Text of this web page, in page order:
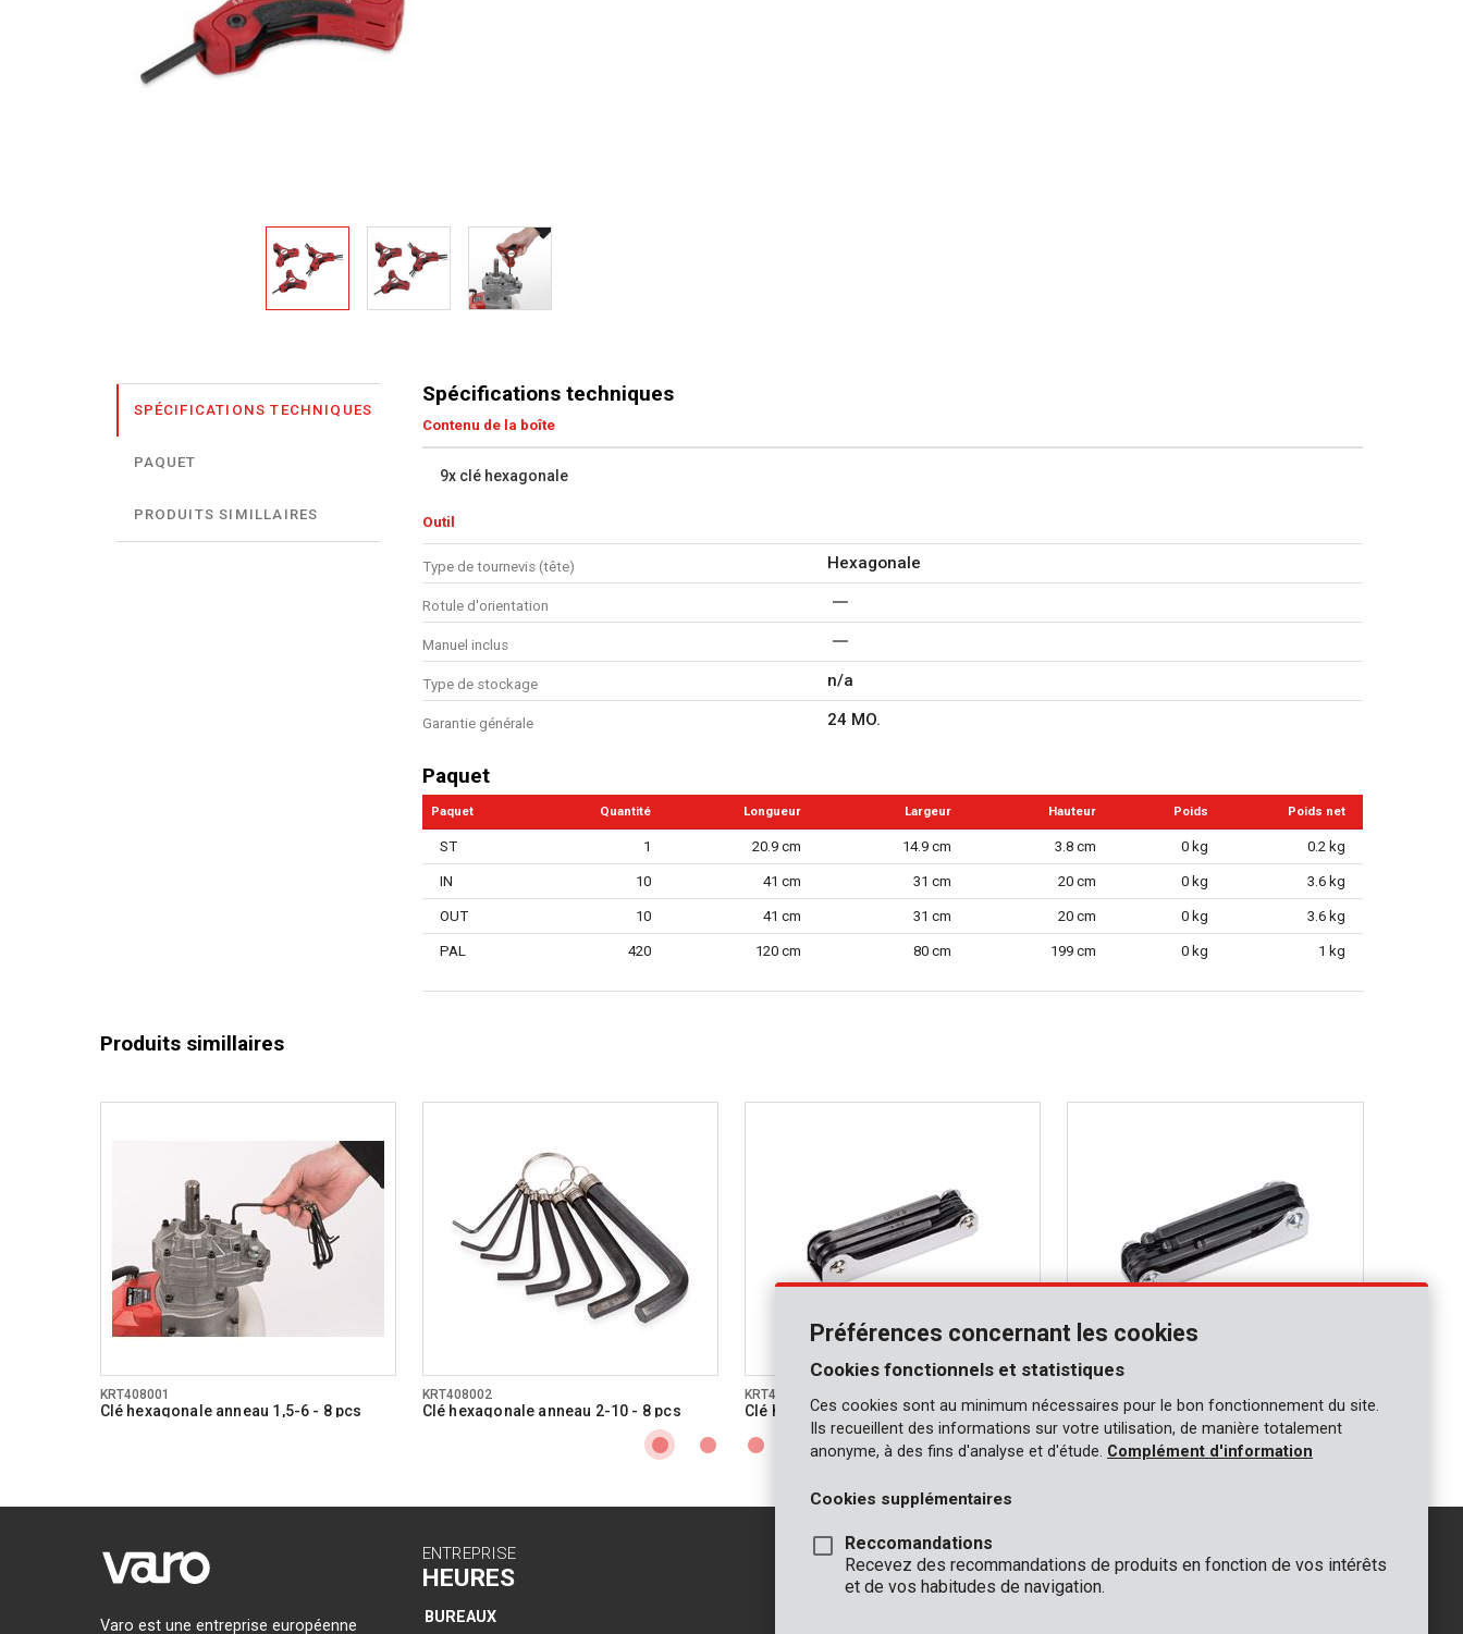
SPÉCIFICATIONS TECHNIQUES
PAQUET
PRODUITS SIMILLAIRES
Spécifications techniques
Contenu de la boîte
9x clé hexagonale
Outil
Type de tournevis (tête) Hexagonale
Rotule d'orientation
Manuel inclus
Type de stockage n/a
Garantie générale 24 MO.
Paquet
Paquet Quantité Longueur Largeur Hauteur Poids Poids net
ST 1 20.9 cm 14.9 cm 3.8 cm 0 kg 0.2 kg
IN 10 41 cm 31 cm 20 cm 0 kg 3.6 kg
OUT 10 41 cm 31 cm 20 cm 0 kg 3.6 kg
PAL 420 120 cm 80 cm 199 cm 0 kg 1 kg
Produits simillaires
KRT408001
Clé hexagonale anneau 1,5-6 - 8 pcs
KRT408002
Clé hexagonale anneau 2-10 - 8 pcs
KRT408101
Clé hexagonale 1,5-8 - 8 pcs Clé hexagonale rotule - 8 pcs
Varo est une entreprise européenne
ENTREPRISE
HEURES
BUREAUX
CONTACT
INFO
Préférences concernant les cookies
Cookies fonctionnels et statistiques
Ces cookies sont au minimum nécessaires pour le bon fonctionnement du site.
Ils recueillent des informations sur votre utilisation, de manière totalement
anonyme, à des fins d'analyse et d'étude. Complément d'information
Cookies supplémentaires
Reccomandations
Recevez des recommandations de produits en fonction de vos intérêts
et de vos habitudes de navigation.